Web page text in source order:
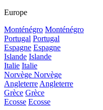
Europe
Monténégro Monténégro
Portugal Portugal
Espagne Espagne
Islande Islande
Italie Italie
Norvège Norvège
Angleterre Angleterre
Grèce Grèce
Ecosse Ecosse